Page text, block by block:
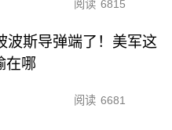
阅读 6815
波斯导弹端了！美军这
在哪
阅读 6681